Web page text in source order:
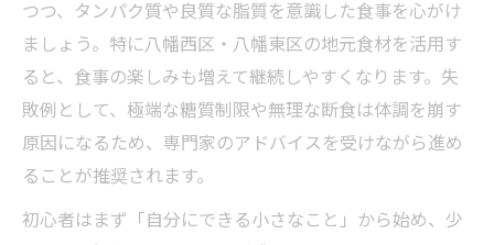
つつ、タンパク質や良質な脂質を意識した食事を心がけ
ましょう。特に八幡西区・八幡東区の地元食材を活用す
ると、食事の楽しみも増えて継続しやすくなります。失
敗例として、極端な糖質制限や無理な断食は体調を崩す
原因になるため、専門家のアドバイスを受けながら進め
ることが推奨されます。
初心者はまず「自分にできる小さなこと」から始め、少